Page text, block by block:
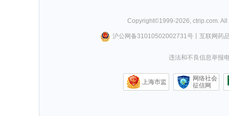
Copyright©1999-2026 ctrip.com .
沪公网备31010502002731号丨 互联网药
违法和不良信息举报
上海市监
网络社会
征信网